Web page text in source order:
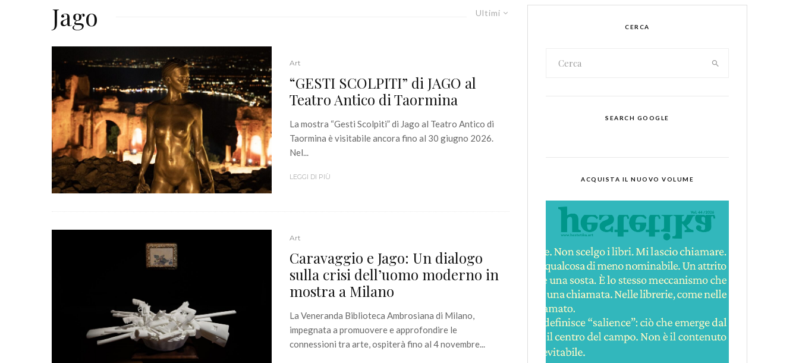
Ultimi
Jago
Art
“GESTI SCOLPITI” di JAGO al
Teatro Antico di Taormina
La mostra “Gesti Scolpiti” di Jago al Teatro Antico di
Taormina è visitabile ancora fino al 30 giugno 2026.
Nel...
LEGGI DI PIÙ
Art
Caravaggio e Jago: Un dialogo
sulla crisi dell’uomo moderno in
mostra a Milano
La Veneranda Biblioteca Ambrosiana di Milano,
impegnata a promuovere e approfondire le
connessioni tra arte, ospiterà fino al 4 novembre...
CERCA
SEARCH GOOGLE
ACQUISTA IL NUOVO VOLUME